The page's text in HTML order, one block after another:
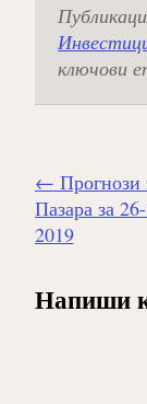
ключови
Навигиране
на
публикацията
← Прогнози
Пазара за
2019
Напиши